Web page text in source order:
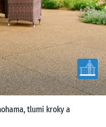
tlumí kroky a